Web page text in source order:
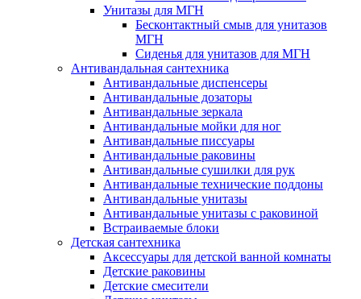
Унитазы для МГН
Бесконтактный смыв для унитазов
МГН
Сиденья для унитазов для МГН
Антивандальная сантехника
Антивандальные диспенсеры
Антивандальные дозаторы
Антивандальные зеркала
Антивандальные мойки для ног
Антивандальные писсуары
Антивандальные раковины
Антивандальные сушилки для рук
Антивандальные технические поддоны
Антивандальные унитазы
Антивандальные унитазы с раковиной
Встраиваемые блоки
Детская сантехника
Аксессуары для детской ванной комнаты
Детские раковины
Детские смесители